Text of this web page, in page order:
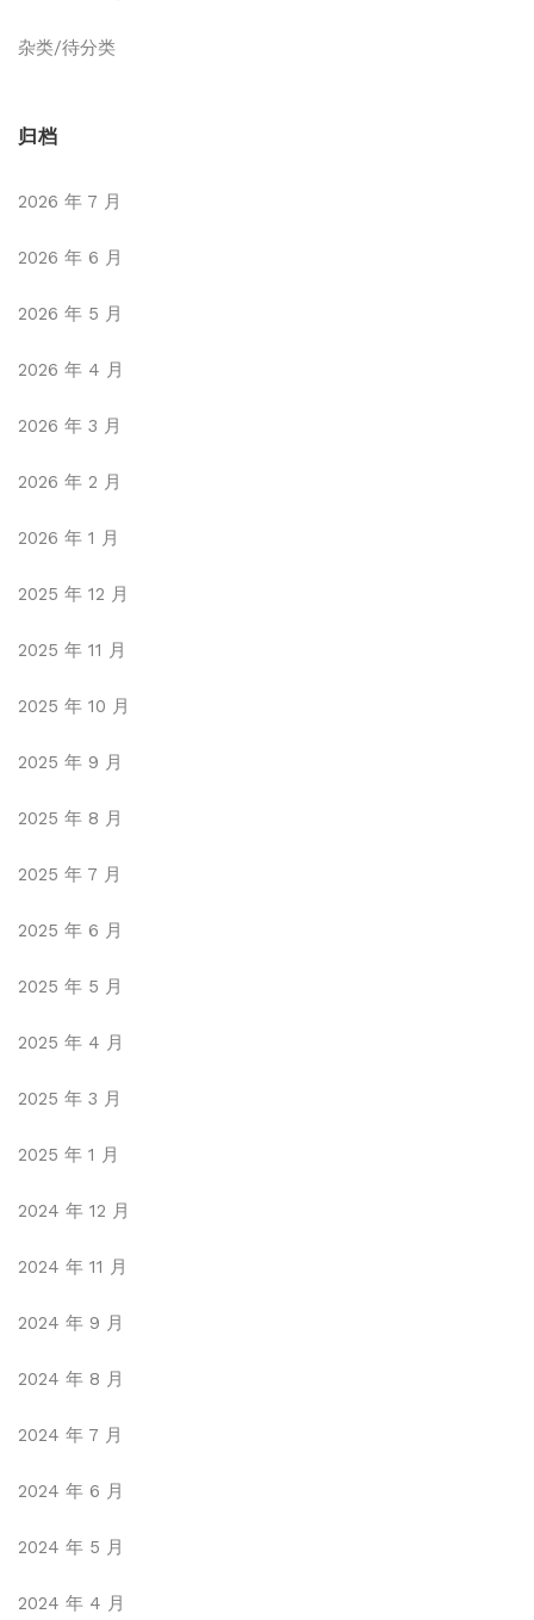
杂类/待分类
归档
2026 年 7 月
2026 年 6 月
2026 年 5 月
2026 年 4 月
2026 年 3 月
2026 年 2 月
2026 年 1 月
2025 年 12 月
2025 年 11 月
2025 年 10 月
2025 年 9 月
2025 年 8 月
2025 年 7 月
2025 年 6 月
2025 年 5 月
2025 年 4 月
2025 年 3 月
2025 年 1 月
2024 年 12 月
2024 年 11 月
2024 年 9 月
2024 年 8 月
2024 年 7 月
2024 年 6 月
2024 年 5 月
2024 年 4 月